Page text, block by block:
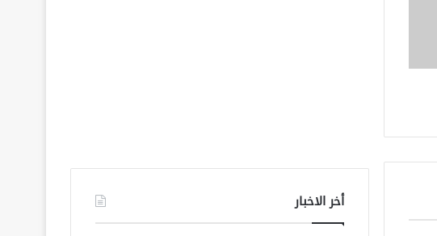
أخر الاخبار